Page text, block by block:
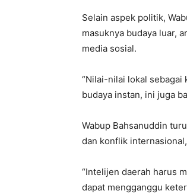
Selain aspek politik,
masuknya budaya luar,
media sosial.
“Nilai-nilai lokal sebagai
budaya instan, ini juga
Wabup Bahsanuddin
dan konflik
“Intelijen daerah harus
dapat mengganggu